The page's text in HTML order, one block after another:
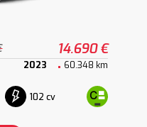
14.690 €
2023 60.348 km
102 cv